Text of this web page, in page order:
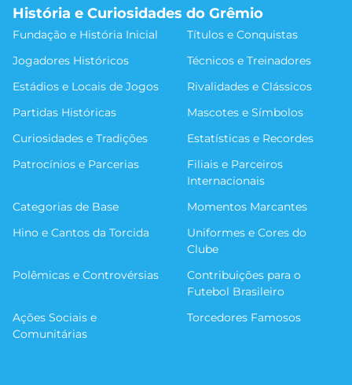
História e Curiosidades do Grêmio
Fundação e História Inicial
Títulos e Conquistas
Jogadores Históricos
Técnicos e Treinadores
Estádios e Locais de Jogos
Rivalidades e Clássicos
Partidas Históricas
Mascotes e Símbolos
Curiosidades e Tradições
Estatísticas e Recordes
Patrocínios e Parcerias
Filiais e Parceiros
Internacionais
Categorias de Base
Momentos Marcantes
Hino e Cantos da Torcida
Uniformes e Cores do
Clube
Polêmicas e Controvérsias
Contribuições para o
Futebol Brasileiro
Ações Sociais e
Comunitárias
Torcedores Famosos